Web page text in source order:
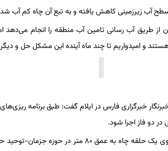
آب زیرزمینی کاهش یافته و به تبع آن چاه کم آب
از طریق آب رسانی تامین آب منطقه را انجام می‌دهد
و امیدواریم تا چند ماه آینده این مشکل حل و
خبرگزاری فارس در ایلام گفت: طبق برنامه
در دو فاز اجرا شود.
وی افزود: در فاز اول آبفا شهرستان با همکاری بنیاد